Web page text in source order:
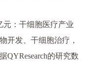
： 干细胞医疗产业
开发、干细胞治疗，
QYResearch的研究数